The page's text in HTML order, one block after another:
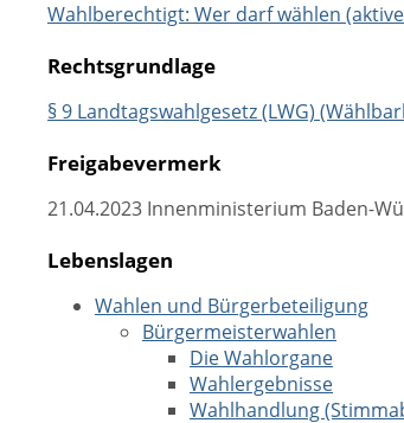
Wahlberechtigt: Wer darf wählen
Rechtsgrundlage
§ 9 Landtagswahlgesetz (LWG)
Freigabevermerk
21.04.2023 Innenministerium Baden-
Lebenslagen
Wahlen und Bürgerbeteiligung
Bürgermeisterwahlen
Die Wahlorgane
Wahlergebnisse
Wahlhandlung